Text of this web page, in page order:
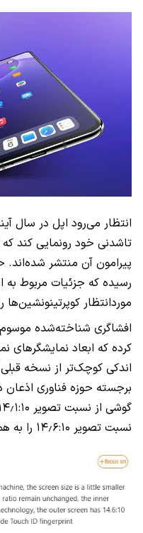
انتظار می‌رود اپل در سال
تاشدنی خود رونمایی کند
پیرامون آن منتشر
رسیده که جزئیات مربوط به
موردانتظار
کرده که ابعاد نمایشگرهای
اندکی کوچک‌تر از نسخه
برجسته حوزه فناوری
نسبت تصویر ۱۴٫۶:۱۰ را به همراه خواهد داشت.